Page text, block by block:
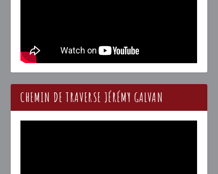
CHEMIN DE TRAVERSE JÉRÉMY GALVAN